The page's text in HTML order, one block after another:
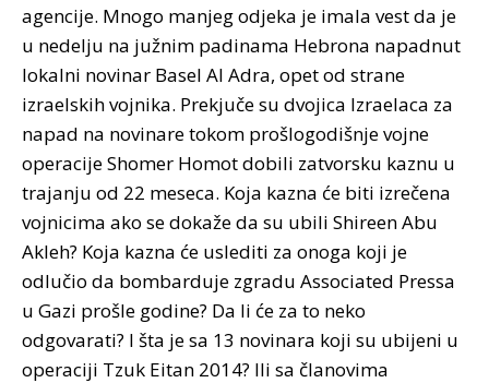
agencije. Mnogo manjeg odjeka je imala vest da je
u nedelju na južnim padinama Hebrona napadnut
lokalni novinar Basel Al Adra, opet od strane
izraelskih vojnika. Prekjuče su dvojica Izraelaca za
napad na novinare tokom prošlogodišnje vojne
operacije Shomer Homot dobili zatvorsku kaznu u
trajanju od 22 meseca. Koja kazna će biti izrečena
vojnicima ako se dokaže da su ubili Shireen Abu
Akleh? Koja kazna će uslediti za onoga koji je
odlučio da bombarduje zgradu Associated Pressa
u Gazi prošle godine? Da li će za to neko
odgovarati? I šta je sa 13 novinara koji su ubijeni u
operaciji Tzuk Eitan 2014? Ili sa članovima